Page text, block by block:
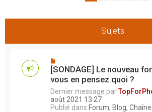
Sujets
[SONDAGE] Le nouveau
vous en pensez quoi ?
Dernier message par
août 2021 13:27
Publié dans Forum, Blog, Chaîne...